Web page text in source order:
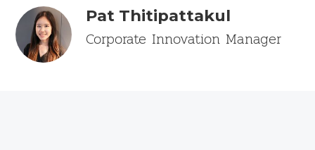
Pat Thitipattakul
Corporate Innovation Manager